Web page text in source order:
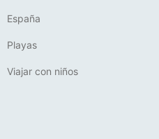
España
Playas
Viajar con niños